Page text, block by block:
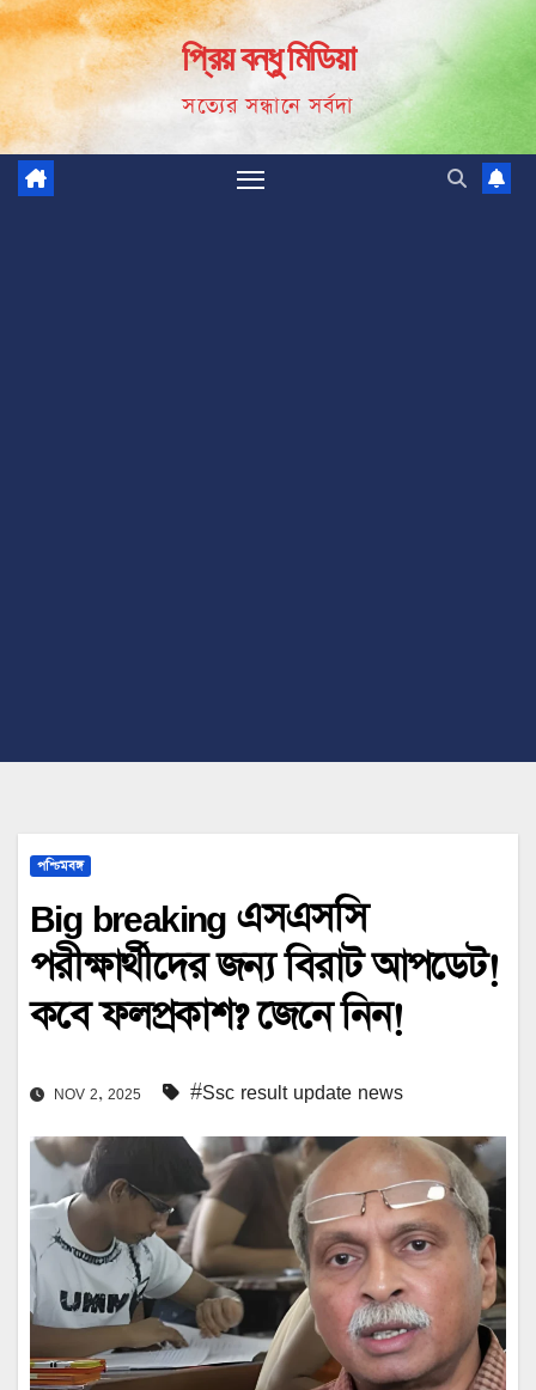
Skip
to
content
প্রিয় বন্ধু মিডিয়া
সত্যের সন্ধানে সর্বদা
পশ্চিমবঙ্গ
Big breaking এসএসসি
পরীক্ষার্থীদের জন্য বিরাট আপডেট!
কবে ফলপ্রকাশ? জেনে নিন!
NOV 2, 2025 #Ssc result update news